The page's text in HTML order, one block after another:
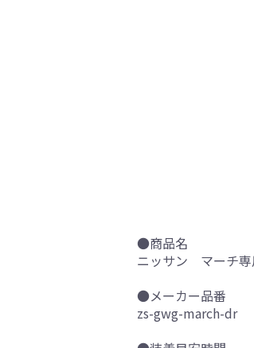
●商品名
ニッサン マーチ専
●メーカー品番
zs-gwg-march-dr